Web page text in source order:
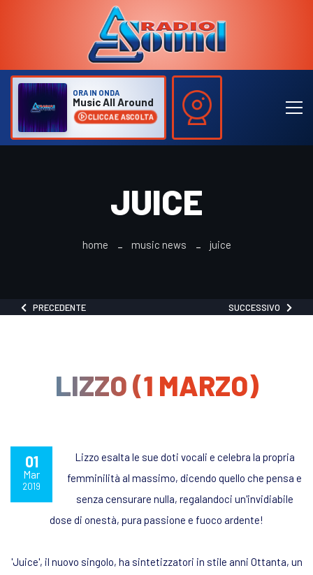
ORA IN ONDA
Music All Around
CLICCA E ASCOLTA
JUICE
home music news juice
PRECEDENTE SUCCESSIVO
LIZZO (1 MARZO)
01
Mar
2019
Lizzo esalta le sue doti vocali e celebra la propria
femminilità al massimo, dicendo quello che pensa e
senza censurare nulla, regalandoci un'invidiabile
dose di onestà, pura passione e fuoco ardente!
'Juice', il nuovo singolo, ha sintetizzatori in stile anni Ottanta, un